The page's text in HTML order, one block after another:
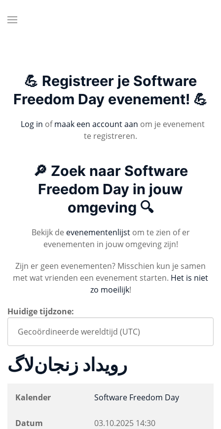
💪 Registreer je Software
Freedom Day evenement! 💪
Log in ofmaak een account aan om je evenement
te registreren.
🔎 Zoek naar Software
Freedom Day in jouw
omgeving 🔍
Bekijk de evenementenlijstom te zien of er
evenementen in jouw omgeving zijn!
Zijn er geen evenementen? Misschien kun je samen
met wat vrienden een evenement starten. Het is niet
zo moeilijk!
Huidige tijdzone:
رویداد زنجان‌لاگ
Kalender Software Freedom Day
Datum 03.10.2025 14:30